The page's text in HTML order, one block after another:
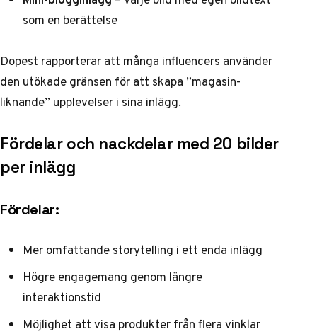
som en berättelse
Dopest rapporteraratt många influencers använder
den utökade gränsen för att skapa ”magasin-
liknande” upplevelser i sina inlägg.
Fördelar och nackdelar med 20 bilder
per inlägg
Fördelar:
Mer omfattande storytelling i ett enda inlägg
Högre engagemang genom längre
interaktionstid
Möjlighet att visa produkter från flera vinklar